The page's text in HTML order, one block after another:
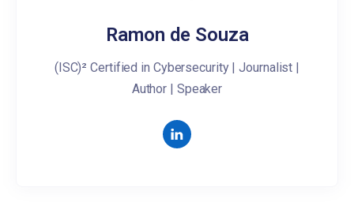
Ramon de Souza
(ISC)² Certified in Cybersecurity | Journalist |
Author | Speaker